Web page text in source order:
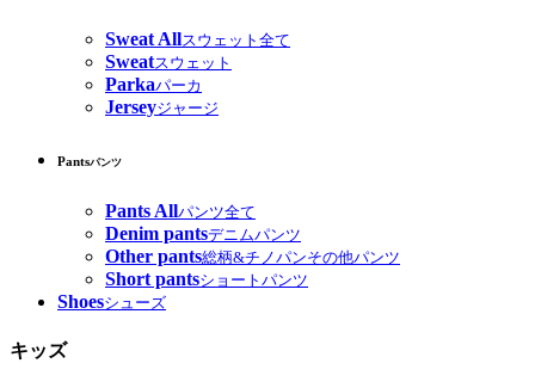
Sweat Allスウェット全て
Sweatスウェット
Parkaパーカ
Jerseyジャージ
Pantsパンツ
Pants Allパンツ全て
Denim pantsデニムパンツ
Other pants総柄&チノパンその他パンツ
Short pantsショートパンツ
Shoesシューズ
キッズ